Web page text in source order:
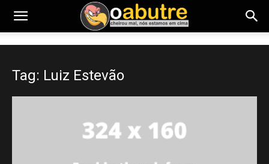
Tag: Luiz Estevão